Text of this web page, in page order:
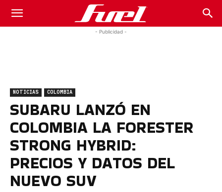
Fuel
Magazine
- Publicidad -
NOTICIAS COLOMBIA
SUBARU LANZÓ EN
COLOMBIA LA FORESTER
STRONG HYBRID:
PRECIOS Y DATOS DEL
NUEVO SUV